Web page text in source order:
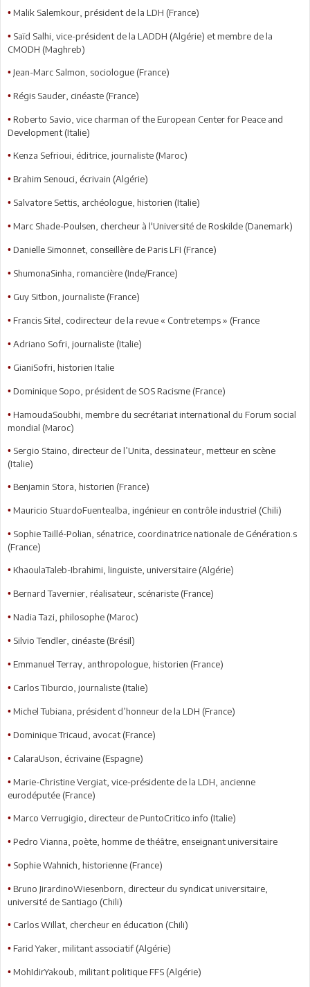
• Malik Salemkour, président de la LDH (France)
• Saïd Salhi, vice-président de la LADDH (Algérie) et membre de la
CMODH (Maghreb)
• Jean-Marc Salmon, sociologue (France)
• Régis Sauder, cinéaste (France)
• Roberto Savio, vice charman of the European Center for Peace and
Development (Italie)
• Kenza Sefrioui, éditrice, journaliste (Maroc)
• Brahim Senouci, écrivain (Algérie)
• Salvatore Settis, archéologue, historien (Italie)
• Marc Shade-Poulsen, chercheur à l'Université de Roskilde (Danemark)
• Danielle Simonnet, conseillère de Paris LFI (France)
• ShumonaSinha, romancière (Inde/France)
• Guy Sitbon, journaliste (France)
• Francis Sitel, codirecteur de la revue « Contretemps » (France
• Adriano Sofri, journaliste (Italie)
• GianiSofri, historien Italie
• Dominique Sopo, président de SOS Racisme (France)
• HamoudaSoubhi, membre du secrétariat international du Forum social
mondial (Maroc)
• Sergio Staino, directeur de l’Unita, dessinateur, metteur en scène
(Italie)
• Benjamin Stora, historien (France)
• Mauricio StuardoFuentealba, ingénieur en contrôle industriel (Chili)
• Sophie Taillé-Polian, sénatrice, coordinatrice nationale de Génération.s
(France)
• KhaoulaTaleb-Ibrahimi, linguiste, universitaire (Algérie)
• Bernard Tavernier, réalisateur, scénariste (France)
• Nadia Tazi, philosophe (Maroc)
• Silvio Tendler, cinéaste (Brésil)
• Emmanuel Terray, anthropologue, historien (France)
• Carlos Tiburcio, journaliste (Italie)
• Michel Tubiana, président d’honneur de la LDH (France)
• Dominique Tricaud, avocat (France)
• CalaraUson, écrivaine (Espagne)
• Marie-Christine Vergiat, vice-présidente de la LDH, ancienne
eurodéputée (France)
• Marco Verrugigio, directeur de PuntoCritico.info (Italie)
• Pedro Vianna, poète, homme de théâtre, enseignant universitaire
• Sophie Wahnich, historienne (France)
• Bruno JirardinoWiesenborn, directeur du syndicat universitaire,
université de Santiago (Chili)
• Carlos Willat, chercheur en éducation (Chili)
• Farid Yaker, militant associatif (Algérie)
• MohIdirYakoub, militant politique FFS (Algérie)